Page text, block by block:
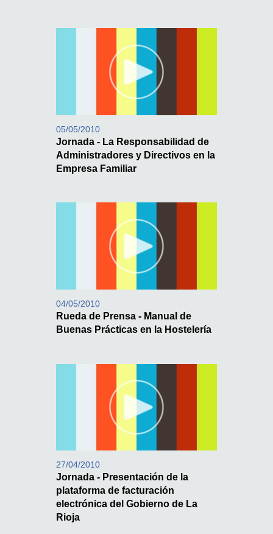
05/05/2010
Jornada - La Responsabilidad de
Administradores y Directivos en la
Empresa Familiar
04/05/2010
Rueda de Prensa - Manual de
Buenas Prácticas en la Hostelería
27/04/2010
Jornada - Presentación de la
plataforma de facturación
electrónica del Gobierno de La
Rioja